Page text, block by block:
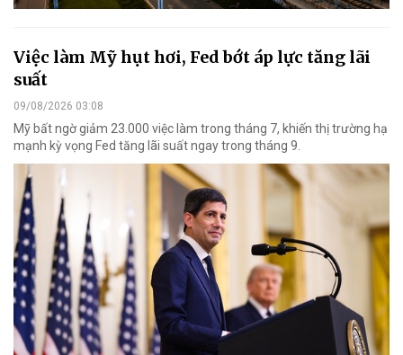
Việc làm Mỹ hụt hơi, Fed bớt áp lực tăng lãi
suất
09/08/2026 03:08
Mỹ bất ngờ giảm 23.000 việc làm trong tháng 7, khiến thị trường hạ
mạnh kỳ vọng Fed tăng lãi suất ngay trong tháng 9.